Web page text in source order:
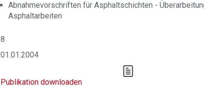
Abnahmevorschriften für Asphaltschichten -
Asphaltarbeiten
8
01.01.2004
Publikation downloaden